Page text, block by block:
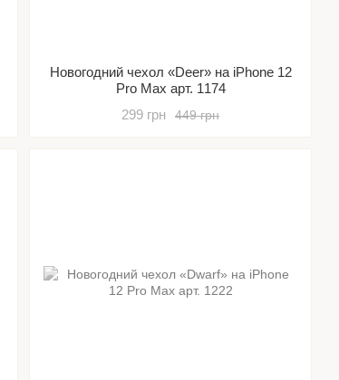
Новогодний чехол «Deer» на iPhone 12
Pro Max арт. 1174
449 грн
299 грн